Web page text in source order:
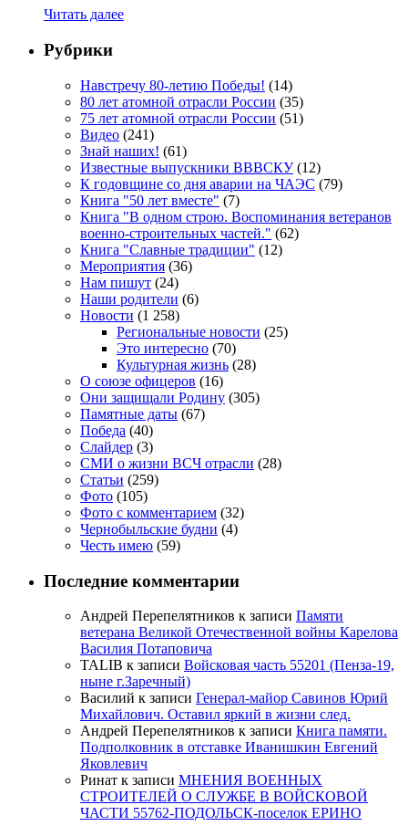
Читать далее
Рубрики
Навстречу 80-летию Победы! (14)
80 лет атомной отрасли России (35)
75 лет атомной отрасли России (51)
Видео (241)
Знай наших! (61)
Известные выпускники ВВВСКУ(12)
К годовщине со дня аварии на ЧАЭС (79)
Книга "50 лет вместе" (7)
Книга "В одном строю. Воспоминания ветеранов
военно-строительных частей." (62)
Книга "Славные традиции" (12)
Мероприятия (36)
Нам пишут (24)
Наши родители (6)
Новости (1 258)
Региональные новости (25)
Это интересно (70)
Культурная жизнь (28)
О союзе офицеров (16)
Они защищали Родину (305)
Памятные даты (67)
Победа (40)
Слайдер (3)
СМИ о жизни ВСЧ отрасли (28)
Статьи (259)
Фото (105)
Фото с комментарием (32)
Чернобыльские будни (4)
Честь имею (59)
Последние комментарии
Андрей Перепелятников к записи Памяти
ветерана Великой Отечественной войны Карелова
Василия Потаповича
TALIB к записи Войсковая часть 55201 (Пенза-19,
ныне г.Заречный)
Василий к записи Генерал-майор Савинов Юрий
Михайлович. Оставил яркий в жизни след.
Андрей Перепелятников к записи Книга памяти.
Подполковник в отставке Иванишкин Евгений
Яковлевич
Ринат к записи МНЕНИЯ ВОЕННЫХ
СТРОИТЕЛЕЙ О СЛУЖБЕ В ВОЙСКОВОЙ
ЧАСТИ 55762-ПОДОЛЬСК-поселок ЕРИНО